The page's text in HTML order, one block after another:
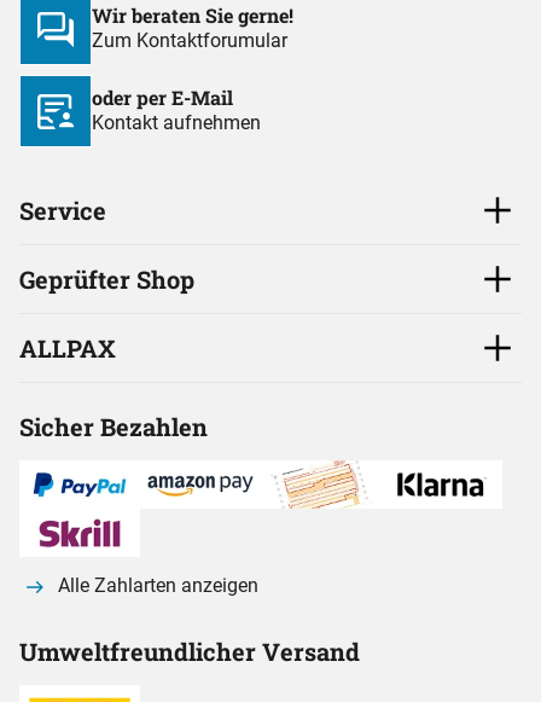
Wir beraten Sie gerne!
Zum Kontaktforumular
oder per E-Mail
Kontakt aufnehmen
Service
Geprüfter Shop
ALLPAX
Sicher Bezahlen
Alle Zahlarten anzeigen
Umweltfreundlicher Versand